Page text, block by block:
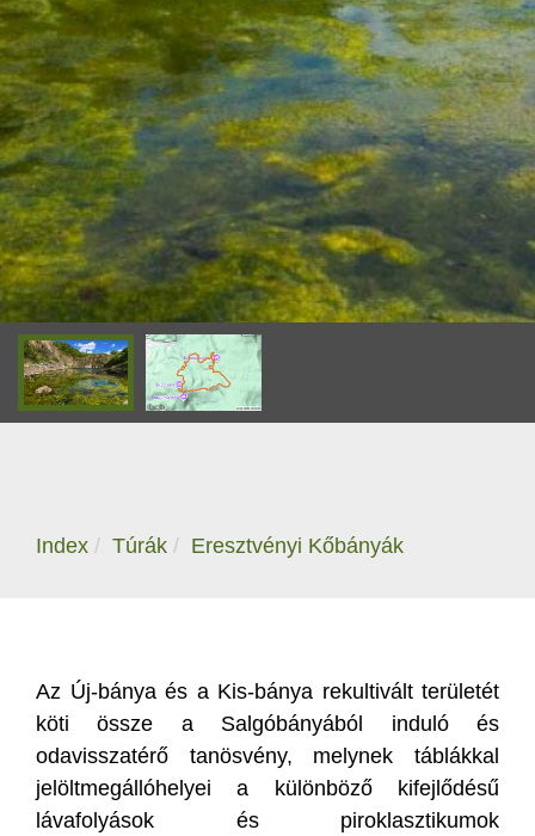
Index Túrák Eresztvényi Kőbányák
Az Új-bánya és a Kis-bánya rekultivált területét
köti össze a Salgóbányából induló és
odavisszatérő tanösvény, melynek táblákkal
jelöltmegállóhelyei a különböző kifejlődésű
lávafolyások és piroklasztikumok